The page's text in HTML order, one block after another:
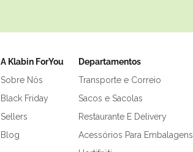
A Klabin ForYou
Sobre Nós
Black Friday
Sellers
Blog
Departamentos
Transporte e Correio
Sacos e Sacolas
Restaurante E Delivery
Acessórios Para Embalagens